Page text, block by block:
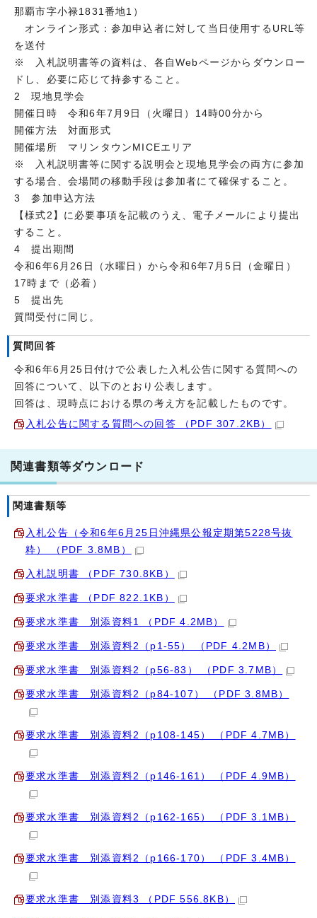
那覇市字小禄1831番地1）
オンライン形式：参加申込者に対して当日使用するURL等
を送付
※ 入札説明書等の資料は、各自Webページからダウンロー
ドし、必要に応じて持参すること。
2 現地見学会
開催日時 令和6年7月9日（火曜日）14時00分から
開催方法 対面形式
開催場所 マリンタウンMICEエリア
※ 入札説明書等に関する説明会と現地見学会の両方に参加
する場合、会場間の移動手段は参加者にて確保すること。
3 参加申込方法
【様式2】に必要事項を記載のうえ、電子メールにより提出
すること。
4 提出期間
令和6年6月26日（水曜日）から令和6年7月5日（金曜日）
17時まで（必着）
5 提出先
質問受付に同じ。
質問回答
令和6年6月25日付けで公表した入札公告に関する質問への
回答について、以下のとおり公表します。
回答は、現時点における県の考え方を記載したものです。
入札公告に関する質問への回答 （PDF 307.2KB）
関連書類等ダウンロード
関連書類等
入札公告（令和6年6月25日沖縄県公報定期第5228号抜
粋） （PDF 3.8MB）
入札説明書 （PDF 730.8KB）
要求水準書 （PDF 822.1KB）
要求水準書 別添資料1 （PDF 4.2MB）
要求水準書 別添資料2（p1-55） （PDF 4.2MB）
要求水準書 別添資料2（p56-83） （PDF 3.7MB）
要求水準書 別添資料2（p84-107） （PDF 3.8MB）
要求水準書 別添資料2（p108-145） （PDF 4.7MB）
要求水準書 別添資料2（p146-161） （PDF 4.9MB）
要求水準書 別添資料2（p162-165） （PDF 3.1MB）
要求水準書 別添資料2（p166-170） （PDF 3.4MB）
要求水準書 別添資料3 （PDF 556.8KB）